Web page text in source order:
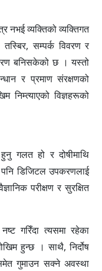
नभई व्यक्तिको व्यक्तिगत
तस्बिर, सम्पर्क विवरण र
बनिसकेको छ । यस्तो
र प्रमाण संरक्षणको
निम्त्याएको विज्ञहरूको
हुनु गलत हो र दोषीमाथि
पनि डिजिटल उपकरणलाई
परीक्षण र सुरक्षित
गरिँदा त्यसमा रहेका
हुन्छ । साथै, निर्दोष
गुमाउन सक्ने अवस्था